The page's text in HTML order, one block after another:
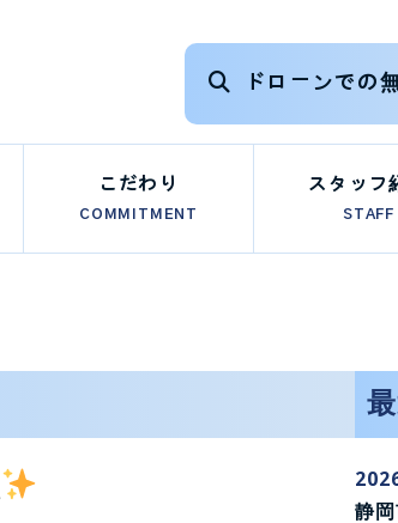
ドローンでの
こだわり
COMMITMENT
スタッフ
STAFF
静